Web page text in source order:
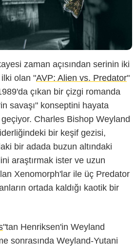
zaman açısından serinin iki
olan "AVP: Alien vs. Predator"
çıkan bir çizgi romanda
savaşı" konseptini hayata
Charles Bishop Weyland
bir keşif gezisi,
bir adada buzun altındaki
araştırmak ister ve uzun
Xenomorph'lar ile üç Predator
ortada kaldığı kaotik bir
"tan Henriksen'in Weyland
sonrasında Weyland-Yutani